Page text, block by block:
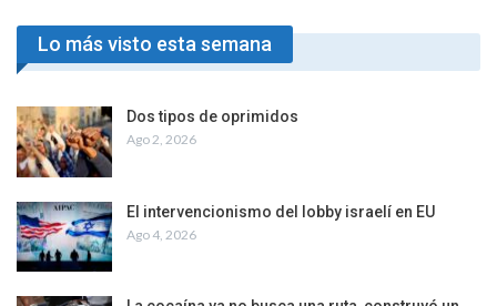
Lo más visto esta semana
Dos tipos de oprimidos
Ago 2, 2026
El intervencionismo del lobby israelí en EU
Ago 4, 2026